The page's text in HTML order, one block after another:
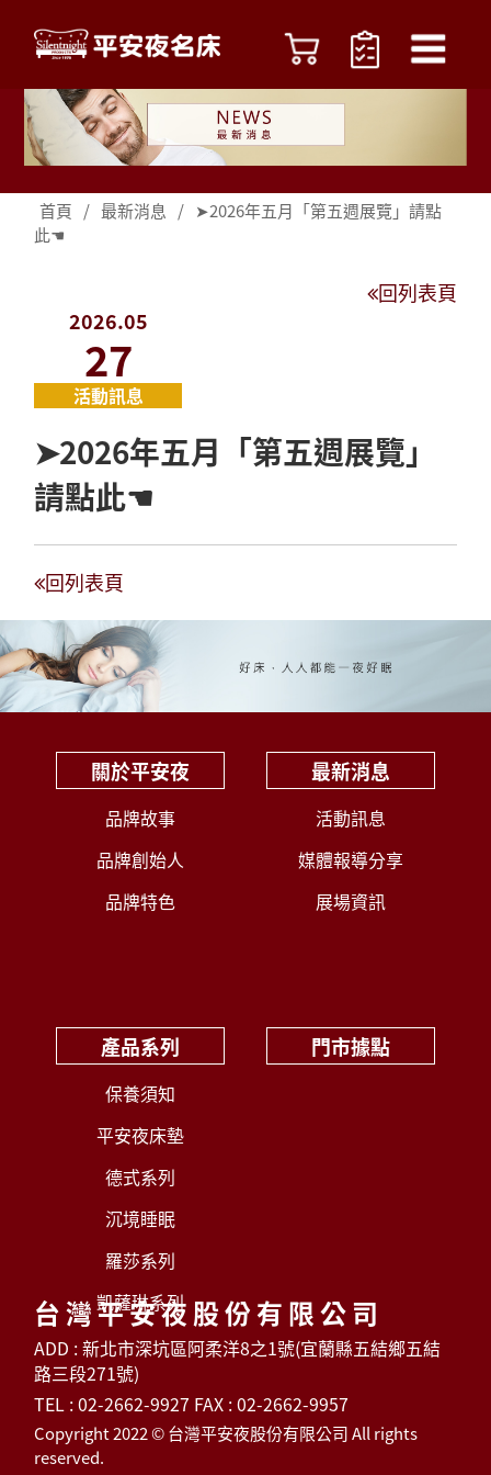
首頁 / 最新消息 / ➤2026年五月「第五週展覽」請點
此☚
回列表頁
2026.05
27
活動訊息
➤2026年五月「第五週展覽」
請點此☚
回列表頁
關於平安夜
品牌故事
品牌創始人
品牌特色
最新消息
活動訊息
媒體報導分享
展場資訊
產品系列
保養須知
平安夜床墊
德式系列
沉境睡眠
羅莎系列
凱薩琳系列
門市據點
台灣平安夜股份有限公司
ADD : 新北市深坑區阿柔洋8之1號(宜蘭縣五結鄉五結
路三段271號)
TEL : 02-2662-9927 FAX : 02-2662-9957
Copyright 2022 © 台灣平安夜股份有限公司 All rights
reserved.